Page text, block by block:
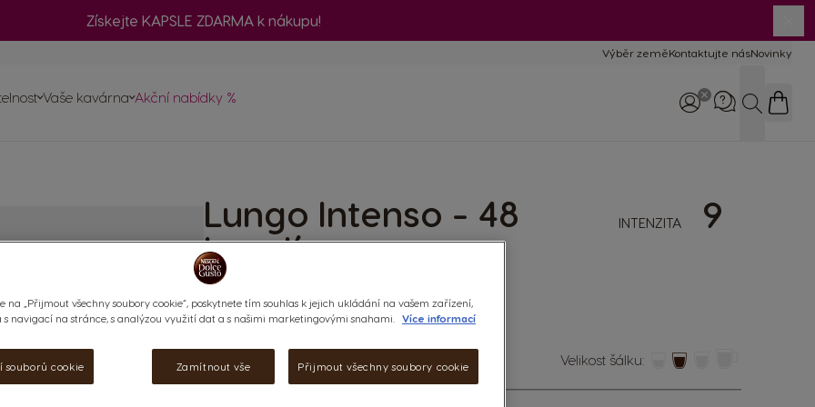
Získejte KAPSLE ZDARMA k nákupu!
Výběr zeměKontaktujte násNovinky
Vaše kavárna Akční nabídky %
800 135 135
8:00–17:00
Hledat
Lungo Intenso - 48
kapslí
Syté & robustní
INTENZITA 9
(0)
KAPSLE:
Ikona kapsle
Velikost šálku:
na „Přijmout všechny soubory cookie“, poskytnete tím souhlas k jejich ukládání na vašem zařízení,
s navigací na stránce, s analýzou využití dat a s našimi marketingovými snahami.
Více informací
souborů cookie Zamítnout vše Přijmout všechny soubory cookie